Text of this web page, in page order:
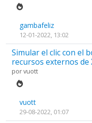
gambafeliz
12-01-2022, 13:02
Simular el clic con el
recursos externos de
porvuott
vuott
29-08-2022, 01:07